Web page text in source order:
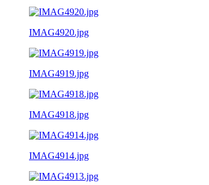
IMAG4920.jpg
IMAG4919.jpg
IMAG4918.jpg
IMAG4914.jpg